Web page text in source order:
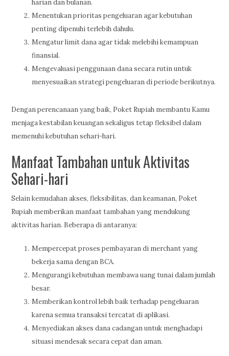
harian dan bulanan.
Menentukan prioritas pengeluaran agar kebutuhan
penting dipenuhi terlebih dahulu.
Mengatur limit dana agar tidak melebihi kemampuan
finansial.
Mengevaluasi penggunaan dana secara rutin untuk
menyesuaikan strategi pengeluaran di periode berikutnya.
Dengan perencanaan yang baik, Poket Rupiah membantu Kamu
menjaga kestabilan keuangan sekaligus tetap fleksibel dalam
memenuhi kebutuhan sehari-hari.
Manfaat Tambahan untuk Aktivitas
Sehari-hari
Selain kemudahan akses, fleksibilitas, dan keamanan, Poket
Rupiah memberikan manfaat tambahan yang mendukung
aktivitas harian. Beberapa di antaranya:
Mempercepat proses pembayaran di merchant yang
bekerja sama dengan BCA.
Mengurangi kebutuhan membawa uang tunai dalam jumlah
besar.
Memberikan kontrol lebih baik terhadap pengeluaran
karena semua transaksi tercatat di aplikasi.
Menyediakan akses dana cadangan untuk menghadapi
situasi mendesak secara cepat dan aman.